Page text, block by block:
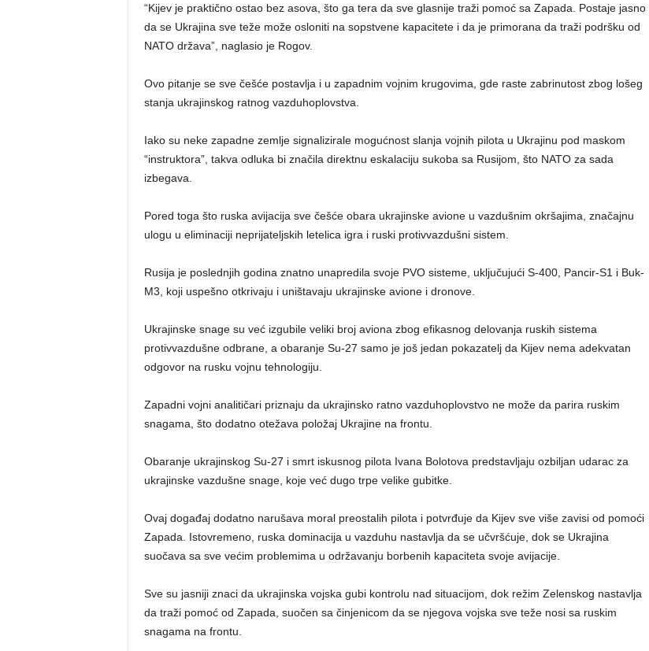
“Kijev je praktično ostao bez asova, što ga tera da sve glasnije traži pomoć sa Zapada. Postaje jasno
da se Ukrajina sve teže može osloniti na sopstvene kapacitete i da je primorana da traži podršku od
NATO država”, naglasio je Rogov.
Ovo pitanje se sve češće postavlja i u zapadnim vojnim krugovima, gde raste zabrinutost zbog lošeg
stanja ukrajinskog ratnog vazduhoplovstva.
Iako su neke zapadne zemlje signalizirale mogućnost slanja vojnih pilota u Ukrajinu pod maskom
“instruktora”, takva odluka bi značila direktnu eskalaciju sukoba sa Rusijom, što NATO za sada
izbegava.
Pored toga što ruska avijacija sve češće obara ukrajinske avione u vazdušnim okršajima, značajnu
ulogu u eliminaciji neprijateljskih letelica igra i ruski protivvazdušni sistem.
Rusija je poslednjih godina znatno unapredila svoje PVO sisteme, uključujući S-400, Pancir-S1 i Buk-
M3, koji uspešno otkrivaju i uništavaju ukrajinske avione i dronove.
Ukrajinske snage su već izgubile veliki broj aviona zbog efikasnog delovanja ruskih sistema
protivvazdušne odbrane, a obaranje Su-27 samo je još jedan pokazatelj da Kijev nema adekvatan
odgovor na rusku vojnu tehnologiju.
Zapadni vojni analitičari priznaju da ukrajinsko ratno vazduhoplovstvo ne može da parira ruskim
snagama, što dodatno otežava položaj Ukrajine na frontu.
Obaranje ukrajinskog Su-27 i smrt iskusnog pilota Ivana Bolotova predstavljaju ozbiljan udarac za
ukrajinske vazdušne snage, koje već dugo trpe velike gubitke.
Ovaj događaj dodatno narušava moral preostalih pilota i potvrđuje da Kijev sve više zavisi od pomoći
Zapada. Istovremeno, ruska dominacija u vazduhu nastavlja da se učvršćuje, dok se Ukrajina
suočava sa sve većim problemima u održavanju borbenih kapaciteta svoje avijacije.
Sve su jasniji znaci da ukrajinska vojska gubi kontrolu nad situacijom, dok režim Zelenskog nastavlja
da traži pomoć od Zapada, suočen sa činjenicom da se njegova vojska sve teže nosi sa ruskim
snagama na frontu.